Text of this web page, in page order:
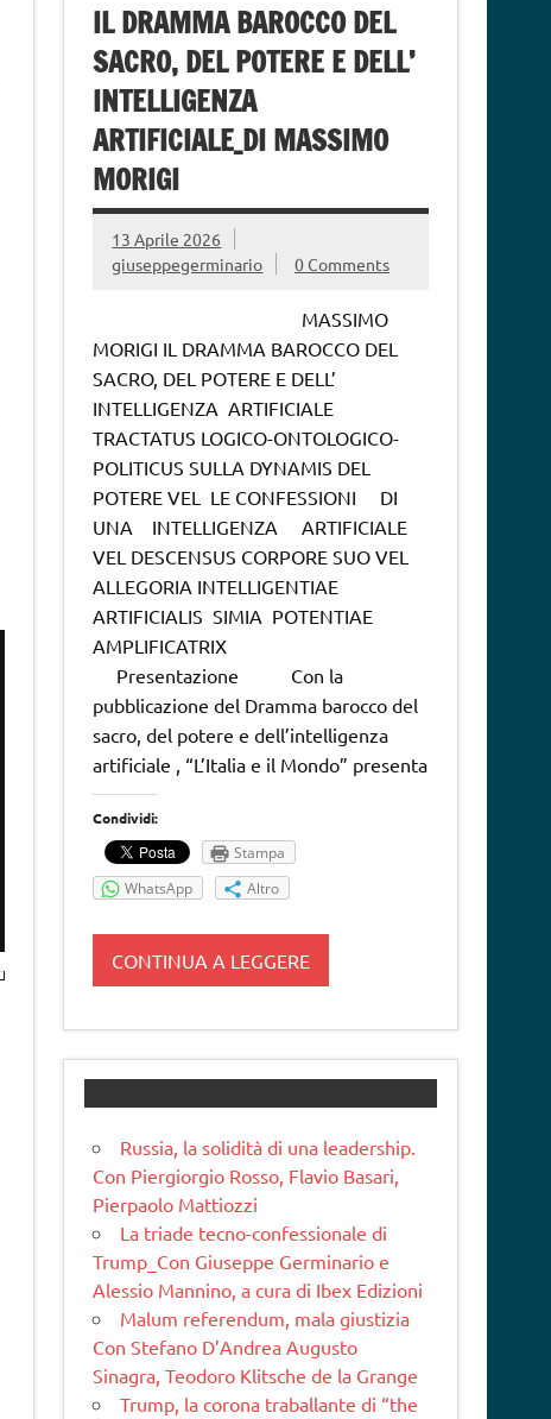
IL DRAMMA BAROCCO DEL
SACRO, DEL POTERE E DELL’
INTELLIGENZA
ARTIFICIALE_DI MASSIMO
MORIGI
13 Aprile 2026
giuseppegerminario
0 Comments
MASSIMO
MORIGI IL DRAMMA BAROCCO DEL
SACRO, DEL POTERE E DELL’
INTELLIGENZA ARTIFICIALE
TRACTATUS LOGICO-ONTOLOGICO-
POLITICUS SULLA DYNAMIS DEL
POTERE VEL LE CONFESSIONI DI
UNA INTELLIGENZA ARTIFICIALE
VEL DESCENSUS CORPORE SUO VEL
ALLEGORIA INTELLIGENTIAE
ARTIFICIALIS SIMIA POTENTIAE
AMPLIFICATRIX
Presentazione Con la
pubblicazione del Dramma barocco del
sacro, del potere e dell’intelligenza
artificiale , “L’Italia e il Mondo” presenta
Condividi:
Stampa
WhatsApp
Altro
CONTINUA A LEGGERE
Russia, la solidità di una leadership.
Con Piergiorgio Rosso, Flavio Basari,
Pierpaolo Mattiozzi
La triade tecno-confessionale di
Trump_Con Giuseppe Germinario e
Alessio Mannino, a cura di Ibex Edizioni
Malum referendum, mala giustizia
Con Stefano D’Andrea Augusto
Sinagra, Teodoro Klitsche de la Grange
Trump, la corona traballante di “the